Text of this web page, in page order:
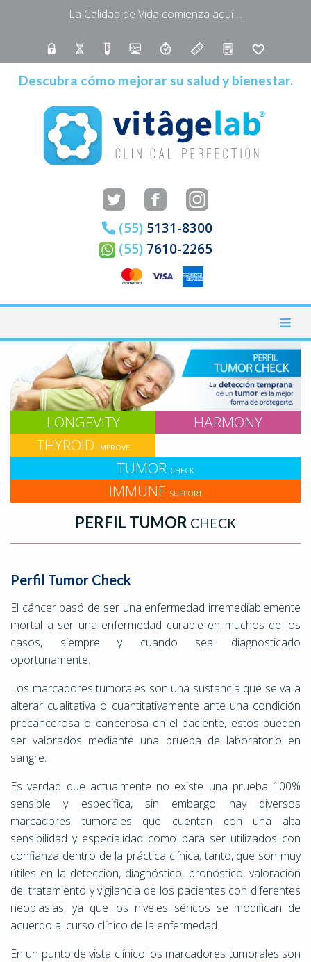
La Calidad de Vida comienza aquí ...
Descubra cómo mejorar su salud y bienestar.
(55) 5131-8300
(55) 7610-2265
LONGEVITY
HARMONY
THYROID IMPROVE
TUMOR CHECK
IMMUNE SUPPORT
PERFIL TUMOR CHECK
Perfil Tumor Check
El cáncer pasó de ser una enfermedad irremediablemente
mortal a ser una enfermedad curable en muchos de los
casos, siempre y cuando sea diagnosticado
oportunamente.
Los marcadores tumorales son una sustancia que se va a
alterar cualitativa o cuantitativamente ante una condición
precancerosa o cancerosa en el paciente, estos pueden
ser valorados mediante una prueba de laboratorio en
sangre.
Es verdad que actualmente no existe una prueba 100%
sensible y especifica, sin embargo hay diversos
marcadores tumorales que cuentan con una alta
sensibilidad y especialidad como para ser utilizados con
confianza dentro de la práctica clínica; tanto, que son muy
útiles en la detección, diagnóstico, pronóstico, valoración
del tratamiento y vigilancia de los pacientes con diferentes
neoplasias, ya que los niveles séricos se modifican de
acuerdo al curso clínico de la enfermedad.
En un punto de vista clínico los marcadores tumorales son